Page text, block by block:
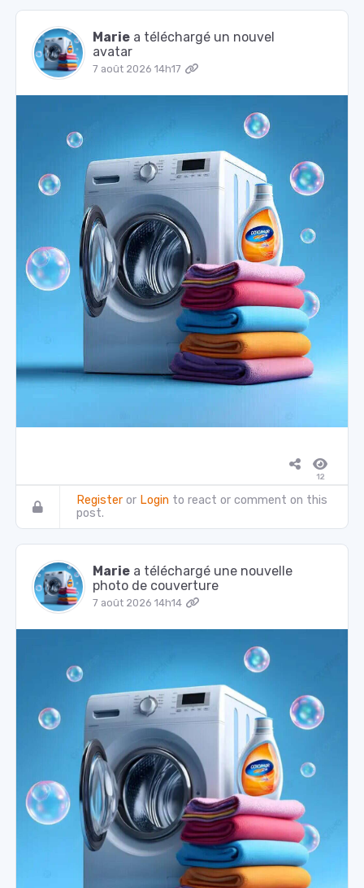
Marie a téléchargé un nouvel
avatar
7 août 2026 14h17
12
Register or Login to react or comment on this
post.
Marie a téléchargé une nouvelle
photo de couverture
7 août 2026 14h14